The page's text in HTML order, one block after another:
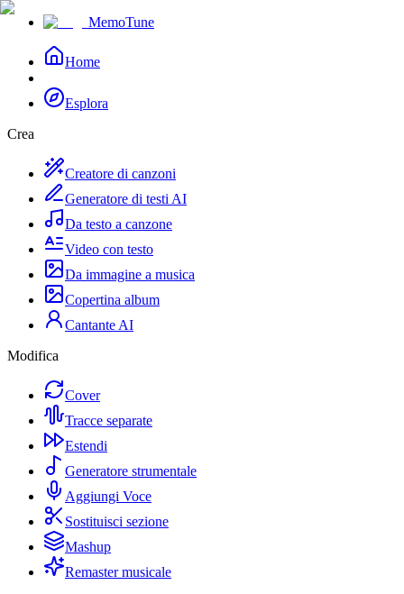
MemoTune
Home
Esplora
Crea
Creatore di canzoni
Generatore di testi AI
Da testo a canzone
Video con testo
Da immagine a musica
Copertina album
Cantante AI
Modifica
Cover
Tracce separate
Estendi
Generatore strumentale
Aggiungi Voce
Sostituisci sezione
Mashup
Remaster musicale